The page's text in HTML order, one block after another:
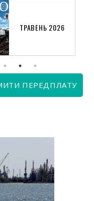
ТРАВЕНЬ 2026
ПЕРЕДПЛАТУ